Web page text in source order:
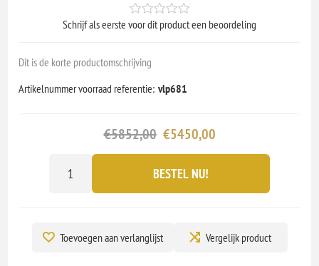
Schrijf als eerste voor dit product een beoordeling
Dit is de korte productomschrijving
Artikelnummer voorraad referentie: vlp681
€5852,00 €5450,00
BESTEL NU!
Toevoegen aan verlanglijst Vergelijk product